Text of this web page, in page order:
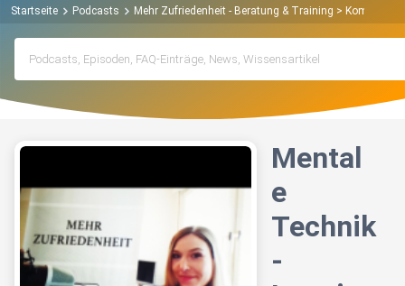
Startseite Podcasts Mehr Zufriedenheit - Beratung & Training >
Mental
e
Technik
-